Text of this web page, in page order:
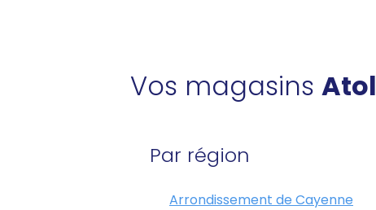
Vos magasins Atol
Par région
Arrondissement de Cayenne